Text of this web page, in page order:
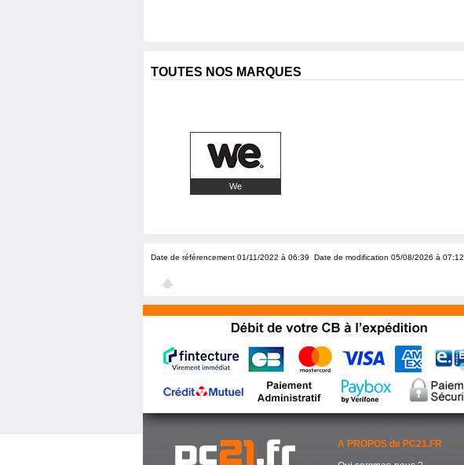
TOUTES NOS MARQUES
We
Date de référencement 01/11/2022 à 06:39 Date de modification 05/08/2026 à 07:12
A PROPOS de PC21.FR